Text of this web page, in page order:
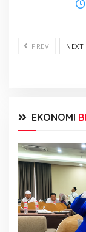
PREV NEXT
EKONOMI